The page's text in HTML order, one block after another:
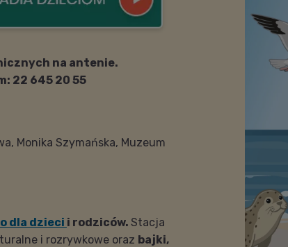
na antenie.
22 645 20 55
Monika Szymańska, Muzeum
dla dzieci i rodziców. Stacja
i rozrywkowe oraz bajki,